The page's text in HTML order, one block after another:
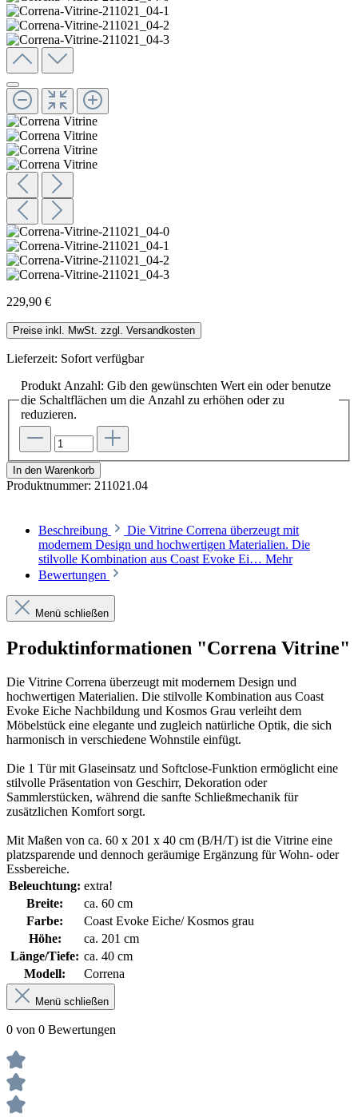
229,90 €
Preise inkl. MwSt. zzgl. Versandkosten
Lieferzeit: Sofort verfügbar
Produkt Anzahl: Gib den gewünschten Wert ein oder benutze
die Schaltflächen um die Anzahl zu erhöhen oder zu
reduzieren.
In den Warenkorb
Produktnummer: 211021.04
Beschreibung
Die Vitrine Correna überzeugt mit
modernem Design und hochwertigen Materialien. Die
stilvolle Kombination aus Coast Evoke Ei… Mehr
Bewertungen
Menü schließen
Produktinformationen "Correna Vitrine"
Die Vitrine Correna überzeugt mit modernem Design und
hochwertigen Materialien. Die stilvolle Kombination aus Coast
Evoke Eiche Nachbildung und Kosmos Grau verleiht dem
Möbelstück eine elegante und zugleich natürliche Optik, die sich
harmonisch in verschiedene Wohnstile einfügt.
Die 1 Tür mit Glaseinsatz und Softclose-Funktion ermöglicht eine
stilvolle Präsentation von Geschirr, Dekoration oder
Sammlerstücken, während die sanfte Schließmechanik für
zusätzlichen Komfort sorgt.
Mit Maßen von ca. 60 x 201 x 40 cm (B/H/T) ist die Vitrine eine
platzsparende und dennoch geräumige Ergänzung für Wohn- oder
Essbereiche.
Beleuchtung: extra!
Breite:
ca. 60 cm
Farbe:
Coast Evoke Eiche/ Kosmos grau
Höhe:
ca. 201 cm
Länge/Tiefe: ca. 40 cm
Modell:
Correna
Menü schließen
0 von 0 Bewertungen